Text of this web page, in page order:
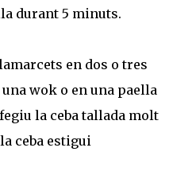
durant 5 minuts.
en dos o tres
wok o en una paella
la ceba tallada molt
ceba estigui